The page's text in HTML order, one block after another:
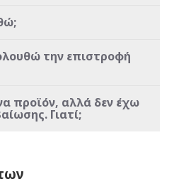
την επιστροφή
προϊόν, αλλά δεν έχω
Γιατί;